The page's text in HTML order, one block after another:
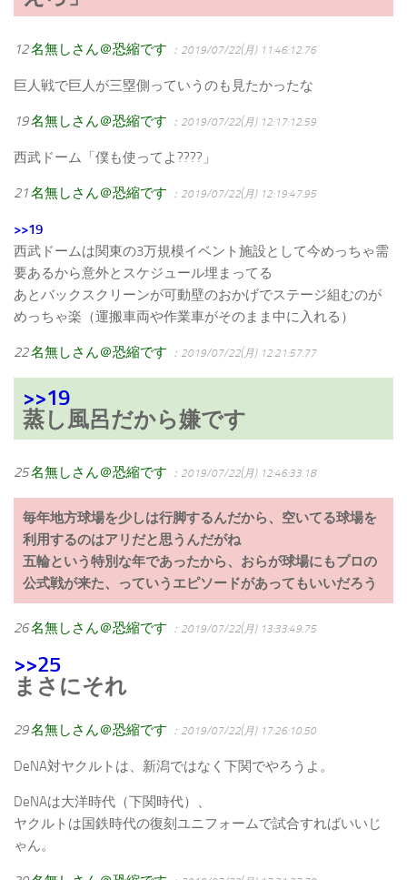
12名無しさん＠恐縮です ：2019/07/22(月) 11:46:12.76
巨人戦で巨人が三塁側っていうのも見たかったな
19名無しさん＠恐縮です ：2019/07/22(月) 12:17:12.59
西武ドーム「僕も使ってよ????」
21名無しさん＠恐縮です ：2019/07/22(月) 12:19:47.95
>>19
西武ドームは関東の3万規模イベント施設として今めっちゃ需
要あるから意外とスケジュール埋まってる
あとバックスクリーンが可動壁のおかげでステージ組むのが
めっちゃ楽（運搬車両や作業車がそのまま中に入れる）
22名無しさん＠恐縮です ：2019/07/22(月) 12:21:57.77
>>19
蒸し風呂だから嫌です
25名無しさん＠恐縮です ：2019/07/22(月) 12:46:33.18
毎年地方球場を少しは行脚するんだから、空いてる球場を
利用するのはアリだと思うんだがね
五輪という特別な年であったから、おらが球場にもプロの
公式戦が来た、っていうエピソードがあってもいいだろう
26名無しさん＠恐縮です ：2019/07/22(月) 13:33:49.75
>>25
まさにそれ
29名無しさん＠恐縮です ：2019/07/22(月) 17:26:10.50
DeNA対ヤクルトは、新潟ではなく下関でやろうよ。
DeNAは大洋時代（下関時代）、
ヤクルトは国鉄時代の復刻ユニフォームで試合すればいいじ
ゃん。